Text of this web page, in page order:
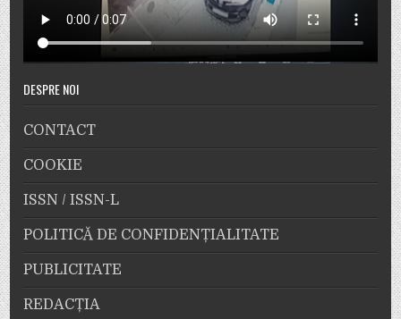
DESPRE NOI
CONTACT
COOKIE
ISSN / ISSN-L
POLITICĂ DE CONFIDENȚIALITATE
PUBLICITATE
REDACȚIA